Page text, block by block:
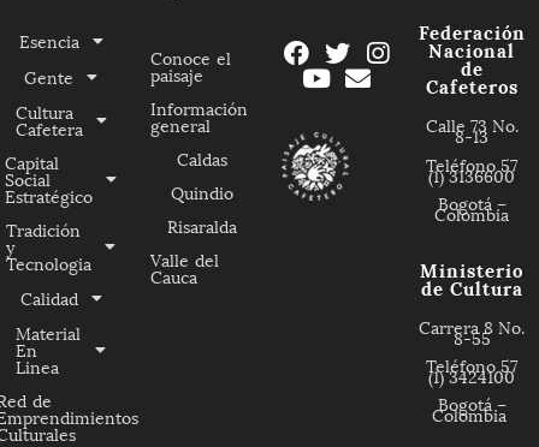
Esencia
Gente
Cultura
Cafetera
Capital
Social
Estratégico
Tradición
y
Tecnologia
Calidad
Material
En
Linea
de
Conoce el
paisaje
Información
general
Caldas
Quindio
Risaralda
Valle del
Cauca
Federación
Nacional
de
Cafeteros
Calle 73 No.
8-13
Teléfono 57
(1) 3136600
Bogotá –
Colombia
Ministerio
de Cultura
Carrera 8 No.
8-55
Teléfono 57
(1) 3424100
Bogotá –
Colombia